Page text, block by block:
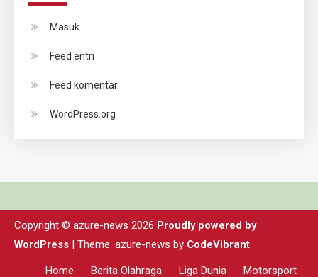
Masuk
Feed entri
Feed komentar
WordPress.org
Copyright © azure-news 2026 Proudly powered by
WordPress | Theme: azure-news by CodeVibrant
Home Berita Olahraga Liga Dunia Motorsport